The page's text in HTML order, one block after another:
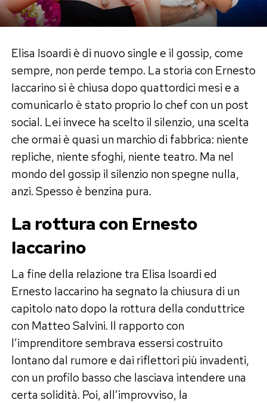
Elisa Isoardi è di nuovo single e il gossip, come
sempre, non perde tempo. La storia con Ernesto
Iaccarino si è chiusa dopo quattordici mesi e a
comunicarlo è stato proprio lo chef con un post
social. Lei invece ha scelto il silenzio, una scelta
che ormai è quasi un marchio di fabbrica: niente
repliche, niente sfoghi, niente teatro. Ma nel
mondo del gossip il silenzio non spegne nulla,
anzi. Spesso è benzina pura.
La rottura con Ernesto
Iaccarino
La fine della relazione tra Elisa Isoardi ed
Ernesto Iaccarino ha segnato la chiusura di un
capitolo nato dopo la rottura della conduttrice
con Matteo Salvini. Il rapporto con
l’imprenditore sembrava essersi costruito
lontano dal rumore e dai riflettori più invadenti,
con un profilo basso che lasciava intendere una
certa solidità. Poi, all’improvviso, la